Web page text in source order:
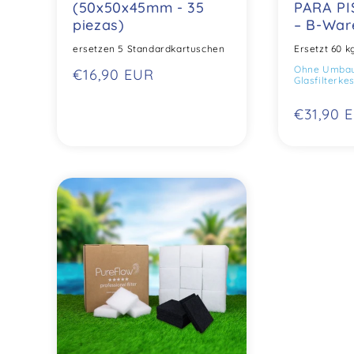
(50x50x45mm - 35
piezas)
ersetzen 5 Standardkartuschen
Precio
€16,90 EUR
PARA
– B-
Ersetzt 60
Ohne
Precio
€31,90